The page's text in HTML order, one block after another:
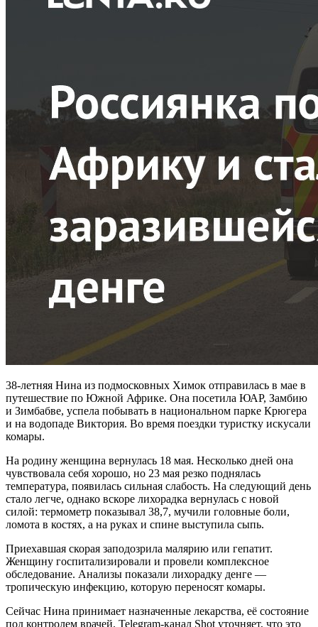
38-летняя Нина из подмосковных Химок отправилась в мае в
путешествие по Южной Африке. Она посетила ЮАР, Замбию
и Зимбабве, успела побывать в национальном парке Крюгера
и на водопаде Виктория. Во время поездки туристку искусали
комары.
На родину женщина вернулась 18 мая. Несколько дней она
чувствовала себя хорошо, но 23 мая резко поднялась
температура, появилась сильная слабость. На следующий день
стало легче, однако вскоре лихорадка вернулась с новой
силой: термометр показывал 38,7, мучили головные боли,
ломота в костях, а на руках и спине выступила сыпь.
Приехавшая скорая заподозрила малярию или гепатит.
Женщину госпитализировали и провели комплексное
обследование. Анализы показали лихорадку денге —
тропическую инфекцию, которую переносят комары.
Сейчас Нина принимает назначенные лекарства, её состояние
под контролем врачей. Telegram-канал Shot уточняет, что это